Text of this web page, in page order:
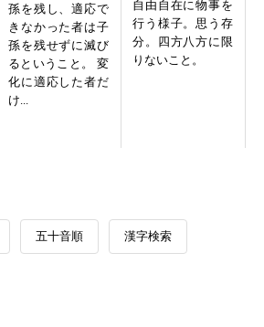
孫を残し、適応で
きなかった者は子
孫を残せずに滅び
るということ。 変
化に適応した者だ
け...
自由自在に物事を
行う様子。思う存
分。四方八方に限
りないこと。
五十音順 漢字検索